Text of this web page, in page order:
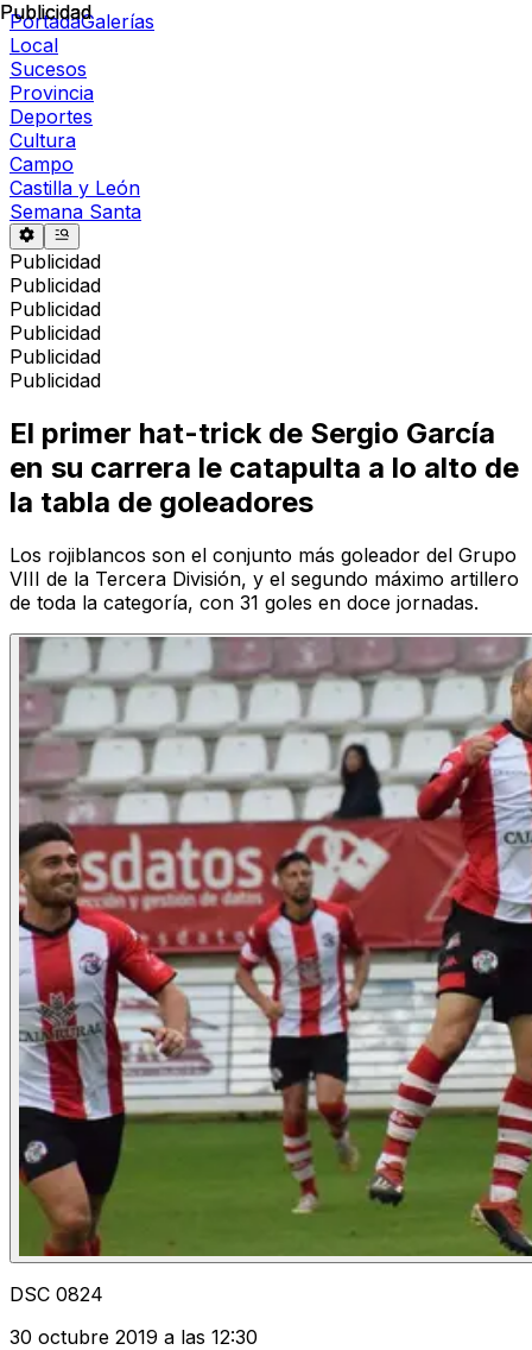
PortadaGalerías
Local
Sucesos
Provincia
Deportes
Cultura
Campo
Castilla y León
Semana Santa
Publicidad
Publicidad
Publicidad
Publicidad
Publicidad
Publicidad
Publicidad
El primer hat-trick de Sergio García
en su carrera le catapulta a lo alto de
la tabla de goleadores
Los rojiblancos son el conjunto más goleador del Grupo
VIII de la Tercera División, y el segundo máximo artillero
de toda la categoría, con 31 goles en doce jornadas.
DSC 0824
30 octubre 2019 a las 12:30
Publicidad